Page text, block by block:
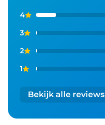
4
3
2
1
Bekijk alle reviews